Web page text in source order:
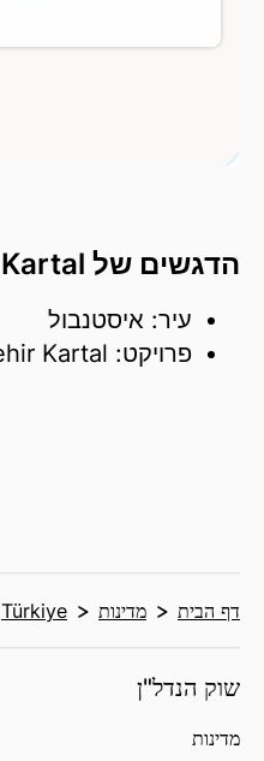
הדגשים של Dünya Şehir Kartal
עיר: איסטנבול
פרויקט: Dünya Şehir Kartal
דף הבית מדינות Türkiye
שוק הנדל"ן
מדינות